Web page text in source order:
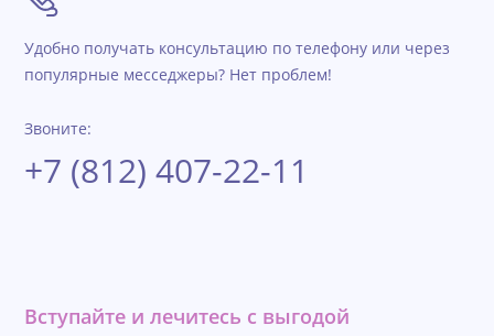
Удобно получать консультацию по телефону или через
популярные месседжеры? Нет проблем!
Звоните:
+7 (812) 407-22-11
Вступайте и лечитесь с выгодой